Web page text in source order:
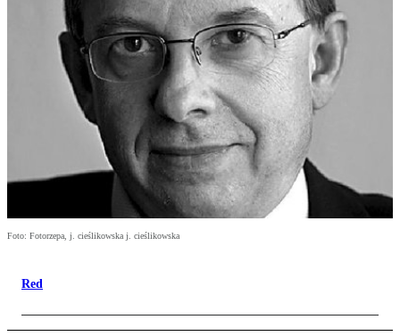
Foto: Fotorzepa, j. cieślikowska j. cieślikowska
Red